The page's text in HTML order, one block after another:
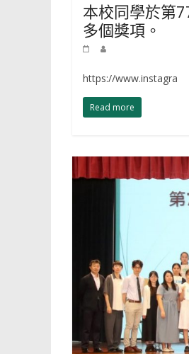
本校同學於第
多個獎項。
https://www.instagra
Read more